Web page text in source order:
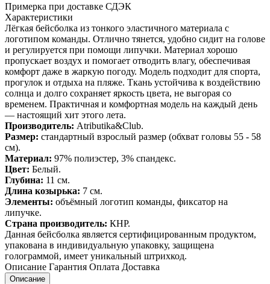
Примерка при доставке СДЭК
Характеристики
Лёгкая бейсболка из тонкого эластичного материала с
логотипом команды. Отлично тянется, удобно сидит на голове
и регулируется при помощи липучки. Материал хорошо
пропускает воздух и помогает отводить влагу, обеспечивая
комфорт даже в жаркую погоду. Модель подходит для спорта,
прогулок и отдыха на пляже. Ткань устойчива к воздействию
солнца и долго сохраняет яркость цвета, не выгорая со
временем. Практичная и комфортная модель на каждый день
— настоящий хит этого лета.
Производитель: Atributika&Club.
Размер: стандартный взрослый размер (обхват головы 55 - 58
см).
Материал: 97% полиэстер, 3% спандекс.
Цвет: Белый.
Глубина: 11 см.
Длина козырька: 7 см.
Элементы: объёмный логотип команды, фиксатор на
липучке.
Страна производитель: КНР.
Данная бейсболка является сертифицированным продуктом,
упакована в индивидуальную упаковку, защищена
голограммой, имеет уникальный штрихкод.
Описание Гарантия Оплата Доставка
Описание